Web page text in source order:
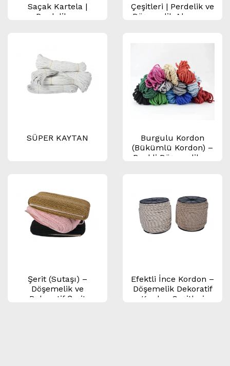
Saçak Kartela |
Perdelik ve
Çeşitleri | Perdelik ve
Döşemelik Aksesuar
SÜPER KAYTAN
Burgulu Kordon
(Bükümlü Kordon) –
Renkli Döşemelik ve
Şerit (Sutaşı) –
Döşemelik ve
Dekoratif Şerit
Efektli İnce Kordon –
Döşemelik Dekoratif
Kordon Çeşitleri